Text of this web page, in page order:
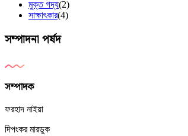
মুক্ত গদ্য(2)
সাক্ষাৎকার(4)
সম্পাদনা পর্ষদ
সম্পাদক
ফরহাদ নাইয়া
দিপংকর মারডুক